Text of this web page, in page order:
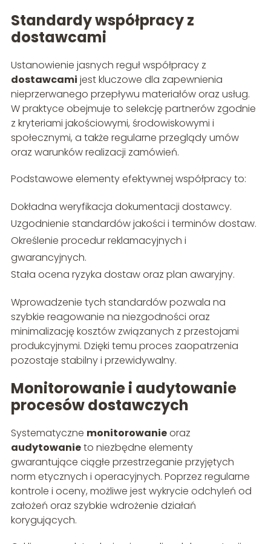
Standardy współpracy z
dostawcami
Ustanowienie jasnych reguł współpracy z
dostawcami jest kluczowe dla zapewnienia
nieprzerwanego przepływu materiałów oraz usług.
W praktyce obejmuje to selekcję partnerów zgodnie
z kryteriami jakościowymi, środowiskowymi i
społecznymi, a także regularne przeglądy umów
oraz warunków realizacji zamówień.
Podstawowe elementy efektywnej współpracy to:
Dokładna weryfikacja dokumentacji dostawcy.
Uzgodnienie standardów jakości i terminów dostaw.
Określenie procedur reklamacyjnych i
gwarancyjnych.
Stała ocena ryzyka dostaw oraz plan awaryjny.
Wprowadzenie tych standardów pozwala na
szybkie reagowanie na niezgodności oraz
minimalizację kosztów związanych z przestojami
produkcyjnymi. Dzięki temu proces zaopatrzenia
pozostaje stabilny i przewidywalny.
Monitorowanie i audytowanie
procesów dostawczych
Systematyczne monitorowanieoraz
audytowanieto niezbędne elementy
gwarantujące ciągłe przestrzeganie przyjętych
norm etycznych i operacyjnych. Poprzez regularne
kontrole i oceny, możliwe jest wykrycie odchyleń od
założeń oraz szybkie wdrożenie działań
korygujących.